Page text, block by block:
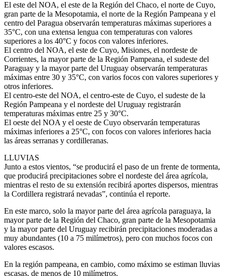
El este del NOA, el este de la Región del Chaco, el norte de Cuyo,
gran parte de la Mesopotamia, el norte de la Región Pampeana y el
centro del Paragua observarán temperaturas máximas superiores a
35°C, con una extensa lengua con temperaturas con valores
superiores a los 40°C y focos con valores inferiores.
El centro del NOA, el este de Cuyo, Misiones, el nordeste de
Corrientes, la mayor parte de la Región Pampeana, el sudeste del
Paraguay y la mayor parte del Uruguay observarán temperaturas
máximas entre 30 y 35°C, con varios focos con valores superiores y
otros inferiores.
El centro-este del NOA, el centro-este de Cuyo, el sudeste de la
Región Pampeana y el nordeste del Uruguay registrarán
temperaturas máximas entre 25 y 30°C.
El oeste del NOA y el oeste de Cuyo observarán temperaturas
máximas inferiores a 25°C, con focos con valores inferiores hacia
las áreas serranas y cordilleranas.
LLUVIAS
Junto a estos vientos, “se producirá el paso de un frente de tormenta,
que producirá precipitaciones sobre el nordeste del área agrícola,
mientras el resto de su extensión recibirá aportes dispersos, mientras
la Cordillera registrará nevadas”, continúa el reporte.
En este marco, solo la mayor parte del área agrícola paraguaya, la
mayor parte de la Región del Chaco, gran parte de la Mesopotamia
y la mayor parte del Uruguay recibirán precipitaciones moderadas a
muy abundantes (10 a 75 milímetros), pero con muchos focos con
valores escasos.
En la región pampeana, en cambio, como máximo se estiman lluvias
escasas, de menos de 10 milímetros.